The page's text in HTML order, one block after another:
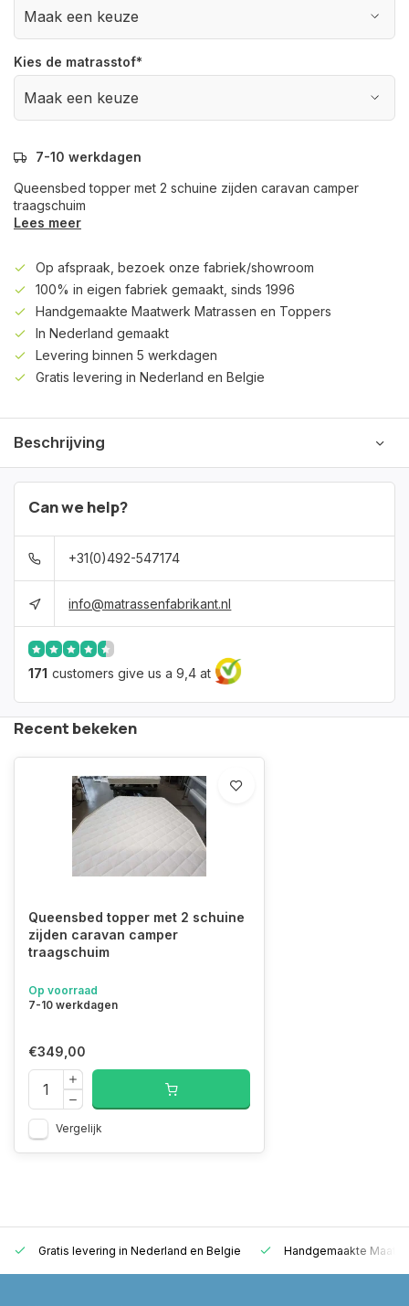
Kies de matrasstof*
7-10 werkdagen
Queensbed topper met 2 schuine zijden caravan camper
traagschuim
Lees meer
Op afspraak, bezoek onze fabriek/showroom
100% in eigen fabriek gemaakt, sinds 1996
Handgemaakte Maatwerk Matrassen en Toppers
In Nederland gemaakt
Levering binnen 5 werkdagen
Gratis levering in Nederland en Belgie
Beschrijving
Can we help?
+31(0)492-547174
info@matrassenfabrikant.nl
171 customers give us a 9,4 at
Recent bekeken
Queensbed topper met 2 schuine
zijden caravan camper
traagschuim
Op voorraad
7-10 werkdagen
€349,00
Vergelijk
Gratis levering in Nederland en Belgie Handgemaakte